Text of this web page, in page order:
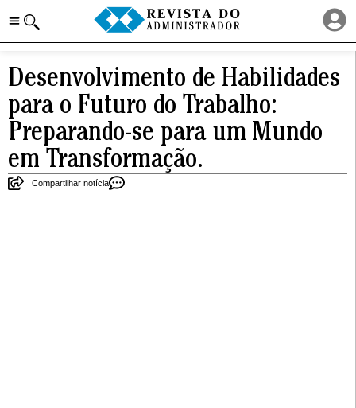
Desenvolvimento de Habilidades
para o Futuro do Trabalho:
Preparando-se para um Mundo
em Transformação.
Compartilhar notícia